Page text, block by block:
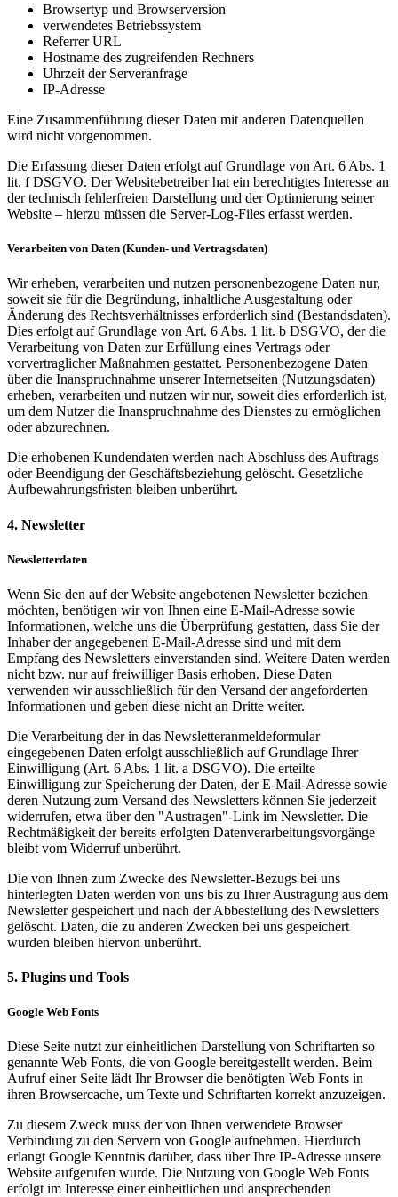
Browsertyp und Browserversion
verwendetes Betriebssystem
Referrer URL
Hostname des zugreifenden Rechners
Uhrzeit der Serveranfrage
IP-Adresse
Eine Zusammenführung dieser Daten mit anderen Datenquellen
wird nicht vorgenommen.
Die Erfassung dieser Daten erfolgt auf Grundlage von Art. 6 Abs. 1
lit. f DSGVO. Der Websitebetreiber hat ein berechtigtes Interesse an
der technisch fehlerfreien Darstellung und der Optimierung seiner
Website – hierzu müssen die Server-Log-Files erfasst werden.
Verarbeiten von Daten (Kunden- und Vertragsdaten)
Wir erheben, verarbeiten und nutzen personenbezogene Daten nur,
soweit sie für die Begründung, inhaltliche Ausgestaltung oder
Änderung des Rechtsverhältnisses erforderlich sind (Bestandsdaten).
Dies erfolgt auf Grundlage von Art. 6 Abs. 1 lit. b DSGVO, der die
Verarbeitung von Daten zur Erfüllung eines Vertrags oder
vorvertraglicher Maßnahmen gestattet. Personenbezogene Daten
über die Inanspruchnahme unserer Internetseiten (Nutzungsdaten)
erheben, verarbeiten und nutzen wir nur, soweit dies erforderlich ist,
um dem Nutzer die Inanspruchnahme des Dienstes zu ermöglichen
oder abzurechnen.
Die erhobenen Kundendaten werden nach Abschluss des Auftrags
oder Beendigung der Geschäftsbeziehung gelöscht. Gesetzliche
Aufbewahrungsfristen bleiben unberührt.
4. Newsletter
Newsletterdaten
Wenn Sie den auf der Website angebotenen Newsletter beziehen
möchten, benötigen wir von Ihnen eine E-Mail-Adresse sowie
Informationen, welche uns die Überprüfung gestatten, dass Sie der
Inhaber der angegebenen E-Mail-Adresse sind und mit dem
Empfang des Newsletters einverstanden sind. Weitere Daten werden
nicht bzw. nur auf freiwilliger Basis erhoben. Diese Daten
verwenden wir ausschließlich für den Versand der angeforderten
Informationen und geben diese nicht an Dritte weiter.
Die Verarbeitung der in das Newsletteranmeldeformular
eingegebenen Daten erfolgt ausschließlich auf Grundlage Ihrer
Einwilligung (Art. 6 Abs. 1 lit. a DSGVO). Die erteilte
Einwilligung zur Speicherung der Daten, der E-Mail-Adresse sowie
deren Nutzung zum Versand des Newsletters können Sie jederzeit
widerrufen, etwa über den "Austragen"-Link im Newsletter. Die
Rechtmäßigkeit der bereits erfolgten Datenverarbeitungsvorgänge
bleibt vom Widerruf unberührt.
Die von Ihnen zum Zwecke des Newsletter-Bezugs bei uns
hinterlegten Daten werden von uns bis zu Ihrer Austragung aus dem
Newsletter gespeichert und nach der Abbestellung des Newsletters
gelöscht. Daten, die zu anderen Zwecken bei uns gespeichert
wurden bleiben hiervon unberührt.
5. Plugins und Tools
Google Web Fonts
Diese Seite nutzt zur einheitlichen Darstellung von Schriftarten so
genannte Web Fonts, die von Google bereitgestellt werden. Beim
Aufruf einer Seite lädt Ihr Browser die benötigten Web Fonts in
ihren Browsercache, um Texte und Schriftarten korrekt anzuzeigen.
Zu diesem Zweck muss der von Ihnen verwendete Browser
Verbindung zu den Servern von Google aufnehmen. Hierdurch
erlangt Google Kenntnis darüber, dass über Ihre IP-Adresse unsere
Website aufgerufen wurde. Die Nutzung von Google Web Fonts
erfolgt im Interesse einer einheitlichen und ansprechenden